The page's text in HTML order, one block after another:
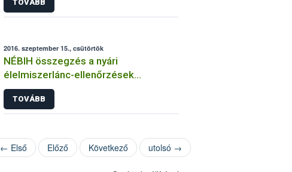
TOVÁBB
2016. szeptember 15., csütörtök
NÉBIH összegzés a nyári
élelmiszerlánc-ellenőrzések
tapasztalatairól
TOVÁBB
← Első Előző Következő utolsó →